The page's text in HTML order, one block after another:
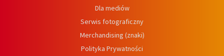
Dla mediów
Serwis fotograficzny
Merchandising (znaki)
Polityka Prywatności